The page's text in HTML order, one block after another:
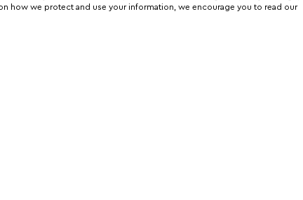
how we protect and use your information, we encourage you to read our